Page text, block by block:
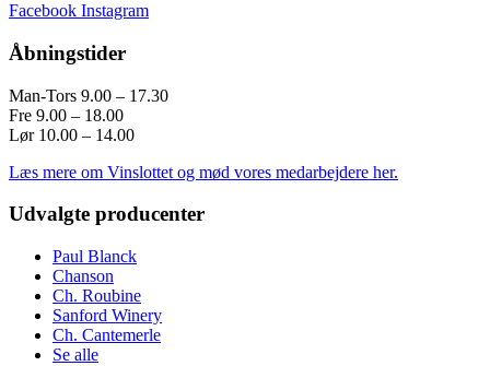
Facebook Instagram
Åbningstider
Man-Tors 9.00 – 17.30
Fre 9.00 – 18.00
Lør 10.00 – 14.00
Læs mere om Vinslottet og mød vores medarbejdere her.
Udvalgte producenter
Paul Blanck
Chanson
Ch. Roubine
Sanford Winery
Ch. Cantemerle
Se alle